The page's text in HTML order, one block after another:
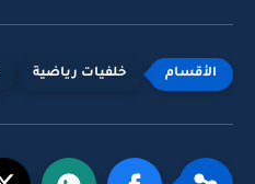
خلفيات رياضية